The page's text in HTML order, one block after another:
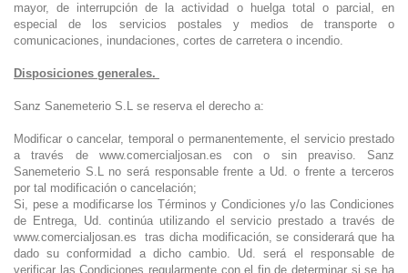
mayor, de interrupción de la actividad o huelga total o parcial, en
especial de los servicios postales y medios de transporte o
comunicaciones, inundaciones, cortes de carretera o incendio.
Disposiciones generales.
Sanz Sanemeterio S.L se reserva el derecho a:
Modificar o cancelar, temporal o permanentemente, el servicio prestado
a través de www.comercialjosan.es con o sin preaviso. Sanz
Sanemeterio S.L no será responsable frente a Ud. o frente a terceros
por tal modificación o cancelación;
Si, pese a modificarse los Términos y Condiciones y/o las Condiciones
de Entrega, Ud. continúa utilizando el servicio prestado a través de
www.comercialjosan.es tras dicha modificación, se considerará que ha
dado su conformidad a dicho cambio. Ud. será el responsable de
verificar las Condiciones regularmente con el fin de determinar si se ha